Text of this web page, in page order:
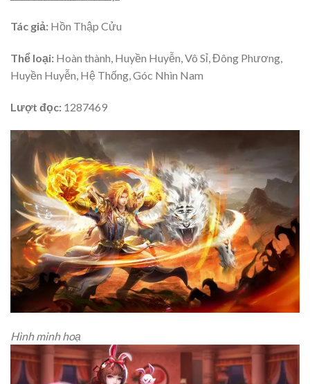
Tác giả: Hồn Thập Cửu
Thể loại: Hoàn thành, Huyền Huyễn, Vô Sỉ, Đông Phương,
Huyền Huyễn, Hệ Thống, Góc Nhìn Nam
Lượt đọc: 1287469
Hình minh hoạ